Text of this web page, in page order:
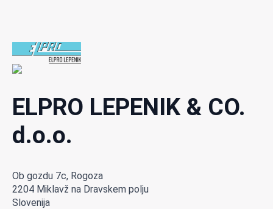
ELPRO LEPENIK & CO.
d.o.o.
Ob gozdu 7c, Rogoza
2204 Miklavž na Dravskem polju
Slovenija